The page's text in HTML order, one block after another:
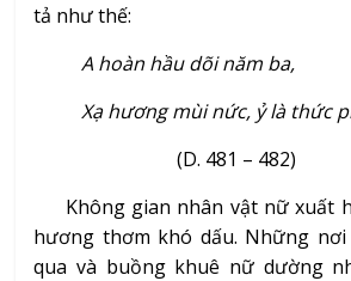
tả như thế:
A hoàn hầu dõi năm ba,
Xạ hương mùi nức, ỷ là thức
(D. 481 – 482)
Không gian nhân vật nữ xuất
hương thơm khó dấu. Những
qua và buồng khuê nữ dường